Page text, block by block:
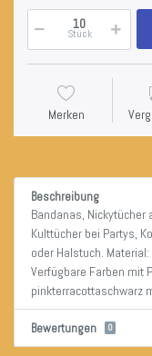
Stück
Merken
Beschreibung
Bandanas, Nickytücher
Kulttücher bei Partys,
oder Halstuch.
Verfügbare Farben mit
pinkterracottaschwarz
Bewertungen 0